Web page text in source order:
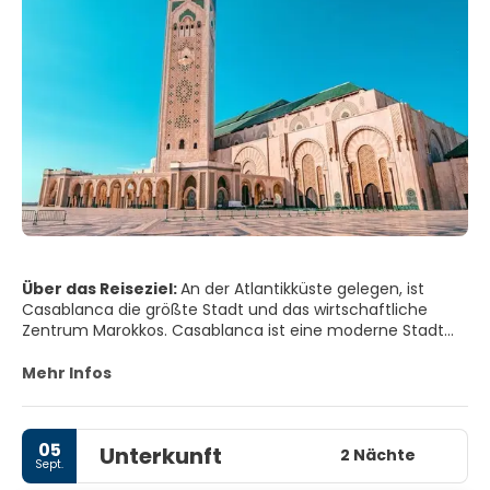
Über das Reiseziel:An der Atlantikküste gelegen, ist
Casablanca die größte Stadt und das wirtschaftliche
Zentrum Marokkos. Casablanca ist eine moderne Stadt
ein sehr europäisches Flair verleihen. Casablanca ist eine
traditionelle Gebäude mit maurischem, römischem,
jüdischem, spanischem und französischem Einfluss
neben den neuen modernen Wolkenkratzern.
Mehr Infos
05
Sept. Unterkunft 2 Nächte